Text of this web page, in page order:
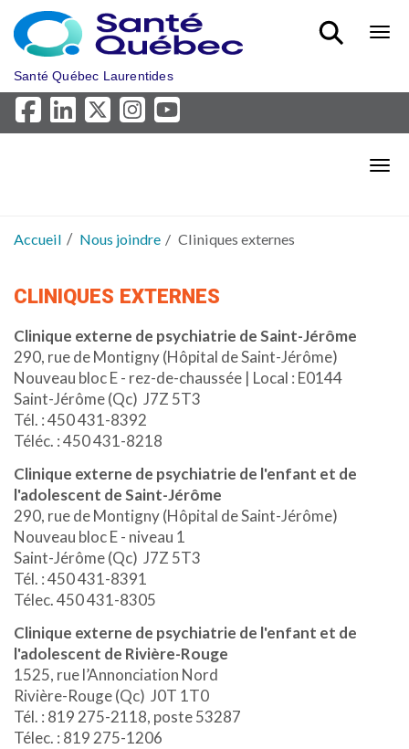
Aller au menu principal
Santé Québec Laurentides
Accueil Nous joindre Cliniques externes
CLINIQUES EXTERNES
Clinique externe de psychiatrie de Saint-Jérôme
290, rue de Montigny (Hôpital de Saint-Jérôme)
Nouveau bloc E - rez-de-chaussée | Local : E0144
Saint-Jérôme (Qc) J7Z 5T3
Tél. : 450 431-8392
Téléc. : 450 431-8218
Clinique externe de psychiatrie de l'enfant et de
l'adolescent de Saint-Jérôme
290, rue de Montigny (Hôpital de Saint-Jérôme)
Nouveau bloc E - niveau 1
Saint-Jérôme (Qc) J7Z 5T3
Tél. : 450 431-8391
Télec. 450 431-8305
Clinique externe de psychiatrie de l'enfant et de
l'adolescent de Rivière-Rouge
1525, rue l’Annonciation Nord
Rivière-Rouge (Qc) J0T 1T0
Tél. : 819 275-2118, poste 53287
Télec. : 819 275-1206